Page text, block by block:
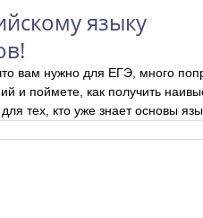
языку
вам нужно для ЕГЭ, много
и поймете, как получить
тех, кто уже знает основы